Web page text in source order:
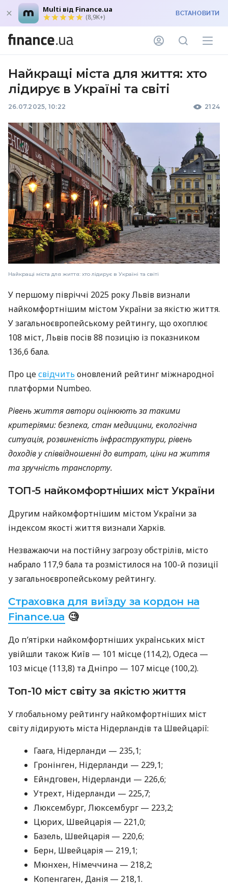
Multi від Finance.ua
(8,9K+) ВСТАНОВИТИ
Найкращі міста для життя: хто
лідирує в Україні та світі
26.07.2025, 10:22 2124
Найкращі міста для життя: хто лідирує в Україні та світі
У першому півріччі 2025 року Львів визнали
найкомфортнішим містом України за якістю життя.
У загальноєвропейському рейтингу, що охоплює
108 міст, Львів посів 88 позицію із показником
136,6 бала.
Про цесвідчить оновлений рейтинг міжнародної
платформи Numbeo.
Рівень життя автори оцінюють за такими
критеріями: безпека, стан медицини, екологічна
ситуація, розвиненість інфраструктури, рівень
доходів у співвідношенні до витрат, ціни на життя
та зручність транспорту.
ТОП-5 найкомфортніших міст України
Другим найкомфортнішим містом України за
індексом якості життя визнали Харків.
Незважаючи на постійну загрозу обстрілів, місто
набрало 117,9 бала та розмістилося на 100-й позиції
у загальноєвропейському рейтингу.
Страховка для виїзду за кордон на
Finance.ua 🧐
До пʼятірки найкомфортніших українських міст
увійшли також Київ — 101 місце (114,2), Одеса —
103 місце (113,8) та Дніпро — 107 місце (100,2).
Топ-10 міст світу за якістю життя
У глобальному рейтингу найкомфортніших міст
світу лідирують міста Нідерландів та Швейцарії:
Гаага, Нідерланди — 235,1;
Гронінген, Нідерланди — 229,1;
Ейндговен, Нідерланди — 226,6;
Утрехт, Нідерланди — 225,7;
Люксембург, Люксембург — 223,2;
Цюрих, Швейцарія — 221,0;
Базель, Швейцарія — 220,6;
Берн, Швейцарія — 219,1;
Мюнхен, Німеччина — 218,2;
Копенгаген, Данія — 218,1.